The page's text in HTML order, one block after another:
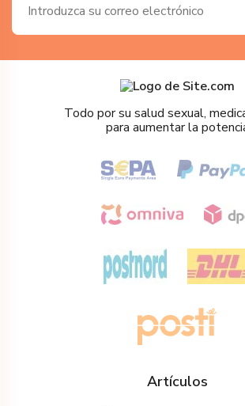
Todo por su salud sexual,
para aumentar la
Artículos